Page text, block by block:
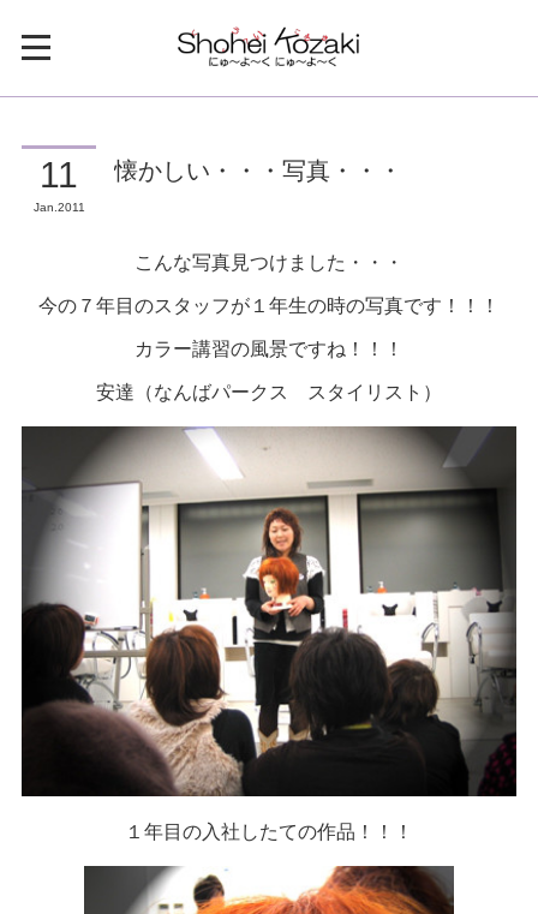
11
Jan 2011
懐かしい・・・写真・・・
こんな写真見つけました・・・
今の７年目のスタッフが１年生の時の写真です！！！
カラー講習の風景ですね！！！
安達（なんばパークス スタイリスト）
１年目の入社したての作品！！！